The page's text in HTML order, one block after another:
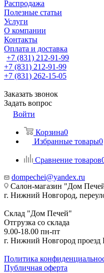
Распродажа
Полезные статьи
Услуги
О компании
Контакты
Оплата и доставка
+7 (831) 212-91-99
+7 (831) 212-91-99
+7 (831) 262-15-05
Заказать звонок
Задать вопрос
Войти
Корзина0
Избранные товары0
Сравнение товаров
dompechei@yandex.ru
Салон-магазин "Дом
г. Нижний Новгород,
Склад "Дом Печей"
Отгрузка со склада
9.00-18.00 пн-пт
г. Нижний Новгород проезд
Политика
Публичная оферта